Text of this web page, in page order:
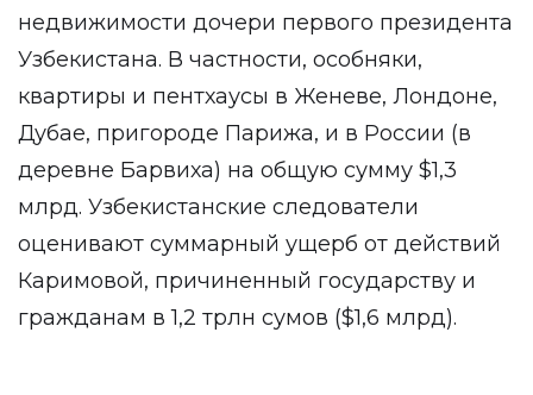
недвижимости дочери первого президента
Узбекистана. В частности, особняки,
квартиры и пентхаусы в Женеве, Лондоне,
Дубае, пригороде Парижа, и в России (в
деревне Барвиха) на общую сумму $1,3
млрд. Узбекистанские следователи
оценивают суммарный ущерб от действий
Каримовой, причиненный государству и
гражданам в 1,2 трлн сумов ($1,6 млрд).